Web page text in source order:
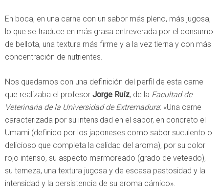
En boca, en una carne con un sabor más pleno, más jugosa,
lo que se traduce en más grasa entreverada por el consumo
de bellota, una textura más firme y a la vez tierna y con más
concentración de nutrientes.
Nos quedamos con una definición del perfil de esta carne
que realizaba el profesor Jorge Ruíz, de la Facultad de
Veterinaria de la Universidad de Extremadura: «Una carne
caracterizada por su intensidad en el sabor, en concreto el
Umami (definido por los japoneses como sabor suculento o
delicioso que completa la calidad del aroma), por su color
rojo intenso, su aspecto marmoreado (grado de veteado),
su terneza, una textura jugosa y de escasa pastosidad y la
intensidad y la persistencia de su aroma cárnico».